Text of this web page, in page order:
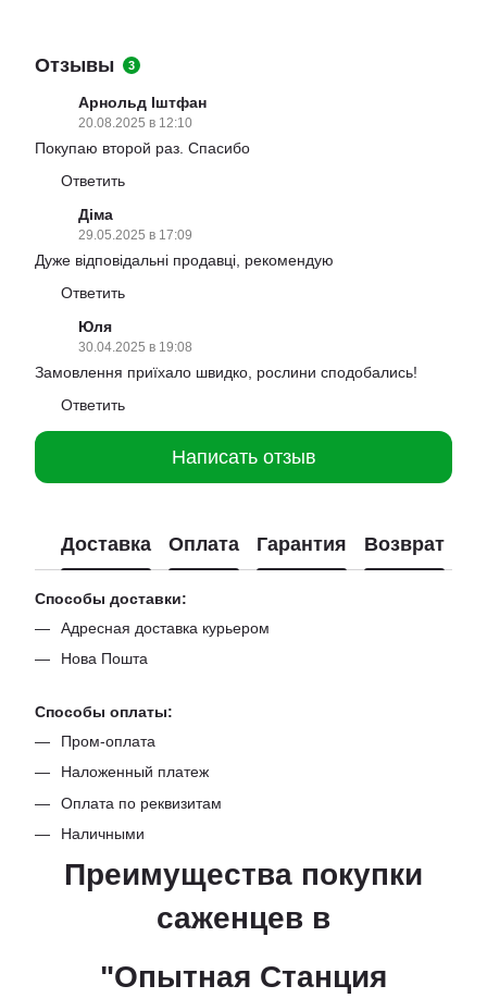
Отзывы 3
Арнольд Іштфан
20.08.2025 в 12:10
Покупаю второй раз. Спасибо
Ответить
Діма
29.05.2025 в 17:09
Дуже відповідальні продавці, рекомендую
Ответить
Юля
30.04.2025 в 19:08
Замовлення приїхало швидко, рослини сподобались!
Ответить
Написать отзыв
Доставка Оплата Гарантия Возврат
Способы доставки:
Адресная доставка курьером
Нова Пошта
Способы оплаты:
Пром-оплата
Наложенный платеж
Оплата по реквизитам
Наличными
Преимущества покупки
саженцев в
"Опытная Станция